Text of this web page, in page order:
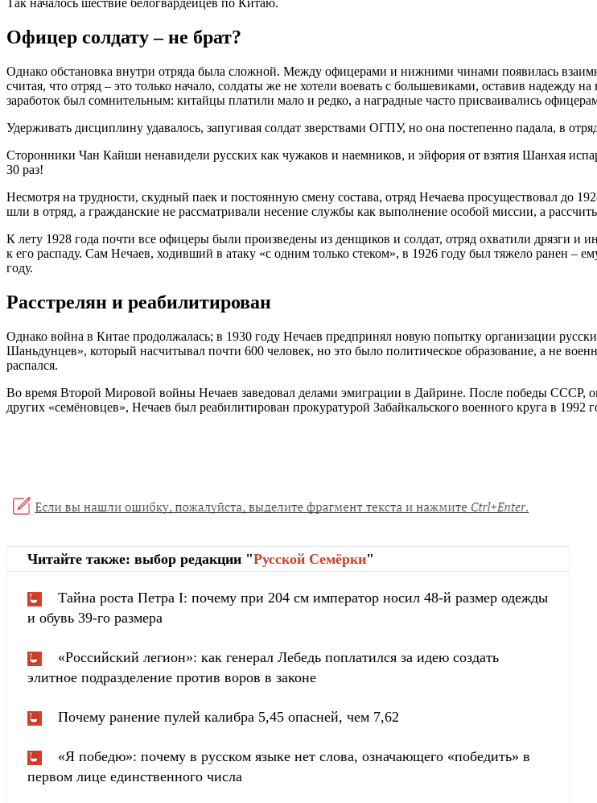
Так началось шествие белогвардейцев по Китаю.
Офицер солдату – не брат?
Однако обстановка внутри отряда была сложной. Между офицерами и нижними чинами появилась
считая, что отряд – это только начало, солдаты же не хотели воевать с большевиками, оставив надежду
заработок был сомнительным: китайцы платили мало и редко, а наградные часто присваивались
Удерживать дисциплину удавалось, запугивая солдат зверствами ОГПУ, но она постепенно падала, в
Сторонники Чан Кайши ненавидели русских как чужаков и наемников, и эйфория от взятия Шанхая
30 раз!
Несмотря на трудности, скудный паек и постоянную смену состава, отряд Нечаева просуществовал до
шли в отряд, а гражданские не рассматривали несение службы как выполнение особой миссии, а
К лету 1928 года почти все офицеры были произведены из денщиков и солдат, отряд охватили дрязги и
к его распаду. Сам Нечаев, ходивший в атаку «с одним только стеком», в 1926 году был тяжело ранен –
году.
Расстрелян и реабилитирован
Однако война в Китае продолжалась; в 1930 году Нечаев предпринял новую попытку организации
Шаньдунцев», который насчитывал почти 600 человек, но это было политическое образование, а не
распался.
Во время Второй Мировой войны Нечаев заведовал делами эмиграции в Дайрине. После победы СССР,
других «семёновцев», Нечаев был реабилитирован прокуратурой Забайкальского военного круга в 1992
Читайте также: выбор редакции "Русской Cемёрки"
Тайна роста Петра I: почему при 204 см император носил 48-й размер одежды
и обувь 39-го размера
«Российский легион»: как генерал Лебедь поплатился за идею создать
элитное подразделение против воров в законе
Почему ранение пулей калибра 5,45 опасней, чем 7,62
«Я победю»: почему в русском языке нет слова, означающего «победить» в
первом лице единственного числа